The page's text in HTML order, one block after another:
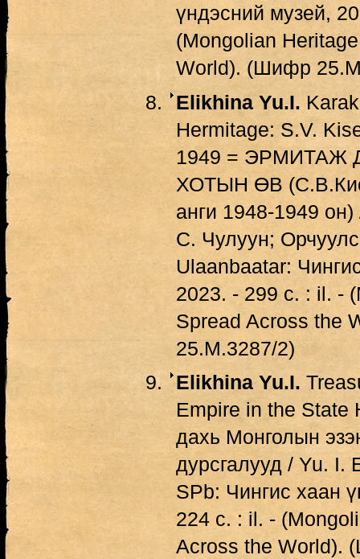
үндэсний музей,
(Mongolian
World). (Шифр
Elikhina Yu.I.
Hermitage: S.V.
1949 = ЭРМИТАЖ
ХОТЫН ӨВ
анги 1948-1949
С. Чулуун;
Ulaanbaatar:
2023. - 299 с. : il. -
Spread Across the
25.М.3287/2)
Elikhina Yu.I.
Empire in the State
дахь Монголын
дурсгалууд / Yu. I.
SPb: Чингис хаан
224 с. : il. -
Across the World).